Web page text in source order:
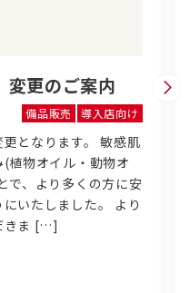
変更のご案内
備品販売 導入店向け
となります。 敏感肌
植物オイル・動物オ
で、より多くの方に安
いたしました。 より
きま […]